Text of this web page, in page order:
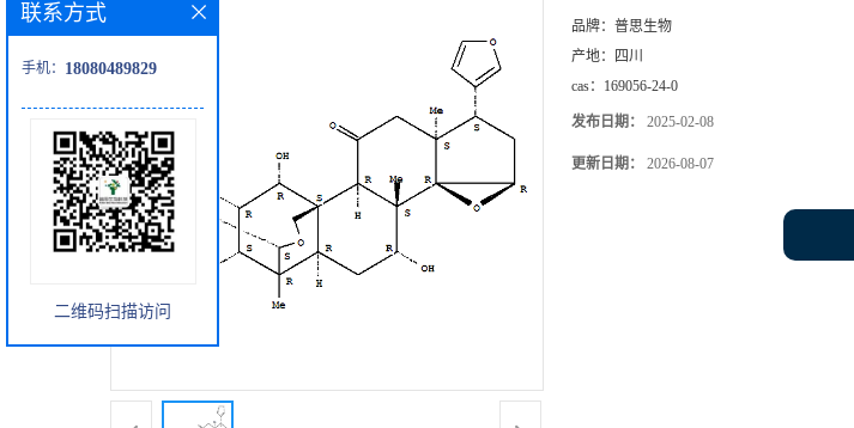
品牌： 普思生物
产地：
四川
cas： 169056-24-0
发布日期： 2025-02-08
更新日期： 2026-08-07
联系方式
手机： 18080489829
二维码扫描访问